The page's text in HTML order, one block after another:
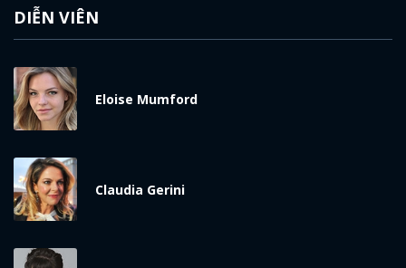
DIỄN VIÊN
Eloise Mumford
Claudia Gerini